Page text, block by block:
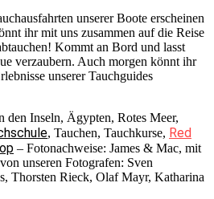
unserer Boote erscheinen
ihr mit uns zusammen auf die Reise
Kommt an Bord und lasst
verzaubern. Auch morgen könnt ihr
unserer Tauchguides
den Inseln, Ägypten, Rotes Meer,
, Tauchen, Tauchkurse, Red
– Fotonachweise: James & Mac, mit
unseren Fotografen: Sven
Thorsten Rieck, Olaf Mayr, Katharina